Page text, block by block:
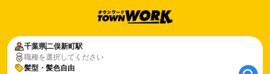
千葉県二俣新町駅
職種を選択してください
髪型・髪色自由